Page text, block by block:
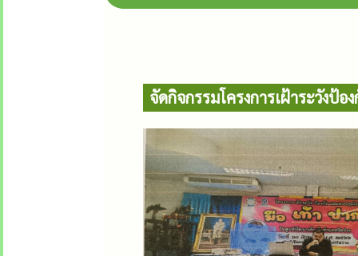
จัดกิจกรรมโครงการเฝ้าระวังป้